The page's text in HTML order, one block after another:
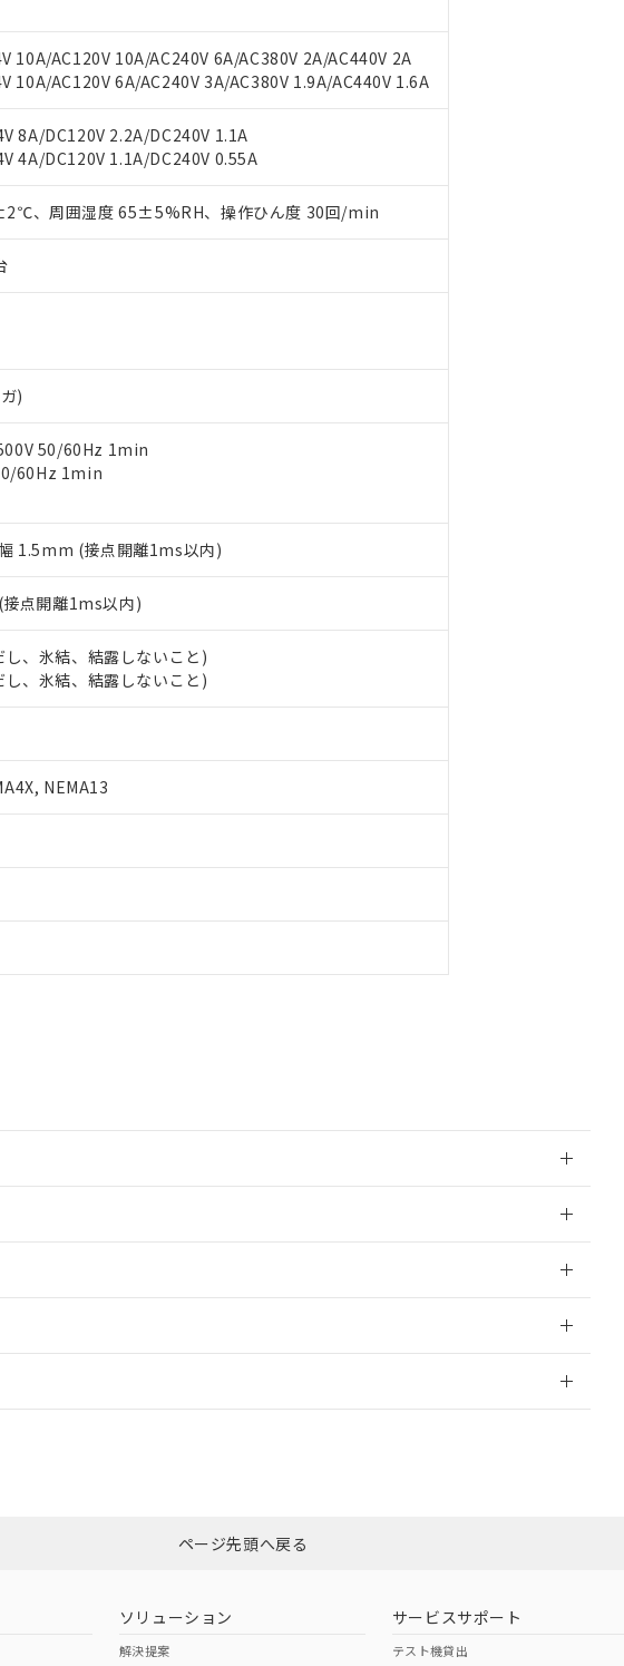
10A/AC120V 10A/AC240V 6A/AC380V 2A/AC440V 2A
10A/AC120V 6A/AC240V 3A/AC380V 1.9A/AC440V 1.6A
8A/DC120V 2.2A/DC240V 1.1A
4A/DC120V 1.1A/DC240V 0.55A
、周囲湿度 65±5%RH、操作ひん度 30回/min
)
50/60Hz 1min
60Hz 1min
1.5mm (接点開離1ms以内)
(接点開離1ms以内)
、氷結、結露しないこと)
、氷結、結露しないこと)
NEMA13
ダウンロードはこちら
当社制御機器事業取扱商品の当社在庫状況および標準価格(税抜)を提供させていただ
取扱商品の中には、本サービスの対象外となる商品もあることをご了承ください。
準価格照会結果は、記載している更新日時点での社内データに基づき作成されるも
れた時点での実際の在庫および標準価格とは異なる場合があることをご了承くださ
よび標準価格はお客様のお取引先、またはお客様担当のオムロン制御機器販売店・
準価格結果を当社の事前の承諾なく第三者に漏洩または開示しないようお願いしま
部品リスト作成サービス）をご利用いただくには、I-Webメンバーズにご登録され
ます。
サイト上で当社にご登録された部品リストについて、当社および当社の共同利用者
サービスに関するお客様との取引・商談に必要な範囲で利用することをご了承くだ
用者とは、 "個人情報の共同利用に関して"
ます。
(Hg) 1000ppm以下、 カドミウム(Cd) 100ppm以下、
以下、ポリ臭化ビフェニル類(PBB) 1000ppm以下、ポリ臭化ジフェニルエーテル類(PBDE) 1000ppm以下、
シル) (DEHP)(別名：DOP) 1000ppm以下、フタル酸ブチルベンジル（BBP） 1000ppm以下、フタル酸ジブチ
フタル酸ジイソブチル (DIBP) 1000ppm以下
視および制御機器に対する適用除外項目は除く。
については閾値を超える意図的な使用がないことを確認しています。
況などにより、予定月が前後することがあります。
ウンロード
ダウンロードすることができます。
）の非含有証明書
（当社基準）
点で非含有を証明するもので、過去に遡って非含有を証明するものではありません。
欄に対応日を記載しておりました。
の在庫切替を完了していることから、特段のことがない限り、2022年1月12日よ
含有率が中国RoHSの基準値以下であることを示します。
有率が中国RoHSの基準値を超えていることを示します。
当社販売部門へお問い合わせください。
(GB/T26572)：
) : 1000ppm、 Cd(カドミウム) : 100ppm、
、 PBBs(ポリ臭化ビフェニル類) : 1000ppm、 PBDEs(ポリ臭化ジフェニルエーテル類) : 1000ppm、
限
況下において有害物質が外部に漏えいし、環境に深刻な影響を及ぼさない年数を意
当社販売部門へお問い合わせください。
社製品のうち、外国為替および外国貿易法に定める商品（以下｢規制貨物等」とい
は国外への提供する場合は、日本国政府の輸出許可(または役務取引許可)を取得する
続きをとります。
破棄する場合は、完全に破砕するなど、違法に輸出されないよう必要な手段を講じ
、核兵器、ミサイル、化学兵器、生物兵器またはその他武器並びにこれらの製造装
いたしません。
売先および販売に係わる関係者が違法に輸出するおそれがある場合は、取り引きをい
の在庫あり
種、また在庫状況の情報を公開していない機種
ページ先頭へ戻る
ソリューション
解決提案
サービスサポート
テスト機貸出